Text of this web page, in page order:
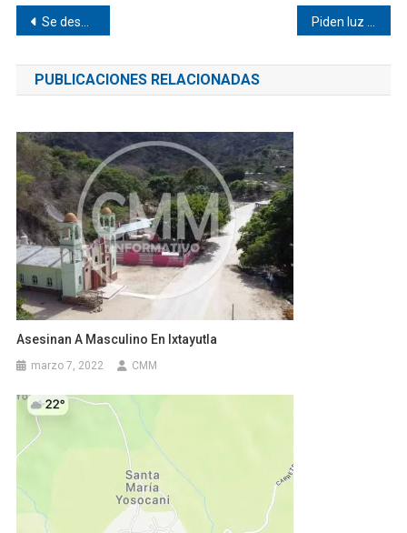
Navegación
de
entradas
Se despedaza súper carretera Oaxaca-Puerto Escondido
PUBLICACIONES RELACIONADAS
Asesinan A Masculino En Ixtayutla
marzo 7, 2022 CMM